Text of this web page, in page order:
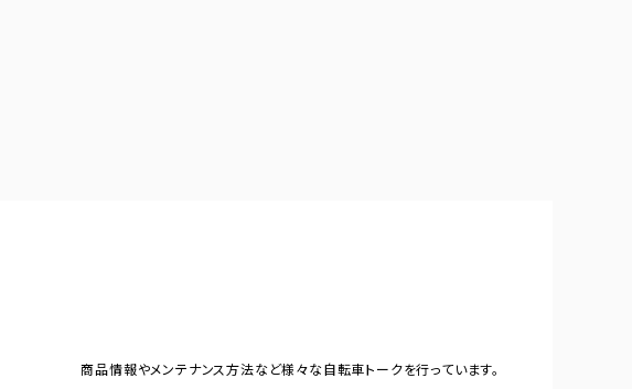
商品情報やメンテナンス方法など様々な自転車トークを行っています。